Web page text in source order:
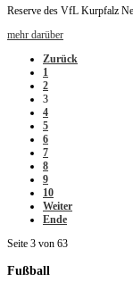
Reserve des VfL Kurpfalz
mehr darüber
Zurück
1
2
3
4
5
6
7
8
9
10
Weiter
Ende
Seite 3 von 63
Fußball